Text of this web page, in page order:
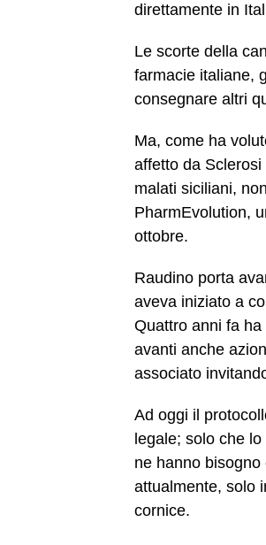
direttamente in
Le scorte della
farmacie italiane,
consegnare altri
Ma, come ha
affetto da
malati siciliani,
PharmEvolution,
ottobre.
Raudino porta
aveva iniziato a
Quattro anni fa
avanti anche
associato
Ad oggi il
legale; solo che
ne hanno
attualmente, solo
cornice.